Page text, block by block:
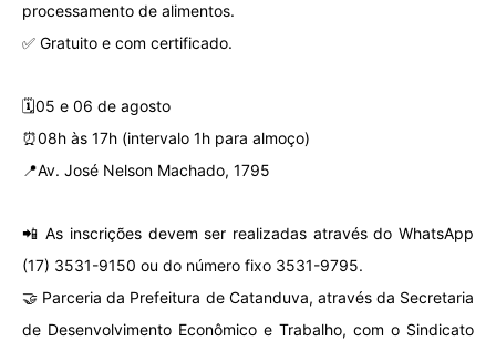
Contato
processamento de alimentos.
✅ Gratuito e com certificado.
🗓️05 e 06 de agosto
⏰08h às 17h (intervalo 1h para almoço)
📍Av. José Nelson Machado, 1795
📲 As inscrições devem ser realizadas através do WhatsApp
(17) 3531-9150 ou do número fixo 3531-9795.
🤝 Parceria da Prefeitura de Catanduva, através da Secretaria
de Desenvolvimento Econômico e Trabalho, com o Sindicato